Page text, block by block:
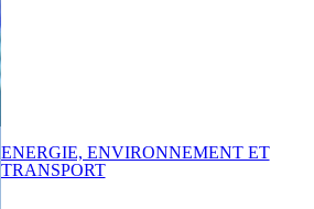
ENERGIE, ENVIRONNEMENT ET
TRANSPORT